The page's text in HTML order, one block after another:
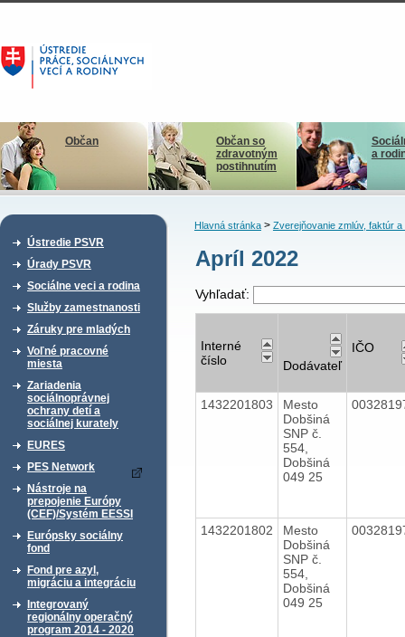
Občan
Občan so
zdravotným
postihnutím
a
Ústredie PSVR
Úrady PSVR
Sociálne veci a rodina
Služby zamestnanosti
Záruky pre mladých
Voľné pracovné
miesta
Zariadenia
sociálnoprávnej
ochrany detí a
sociálnej kurately
EURES
PES Network
Nástroje na
prepojenie Európy
(CEF)/Systém EESSI
Európsky sociálny
fond
Fond pre azyl,
migráciu a integráciu
Integrovaný
regionálny operačný
program 2014 - 2020
Hlavná stránka> Zverejňovanie zmlúv, faktúr a
Apríl 2022
Vyhľadať:
Interné
číslo
Dodávateľ
IČO
1432201803
Mesto
Dobšiná
SNP č.
554,
Dobšiná
049 25
1432201802
Mesto
Dobšiná
SNP č.
554,
Dobšiná
049 25